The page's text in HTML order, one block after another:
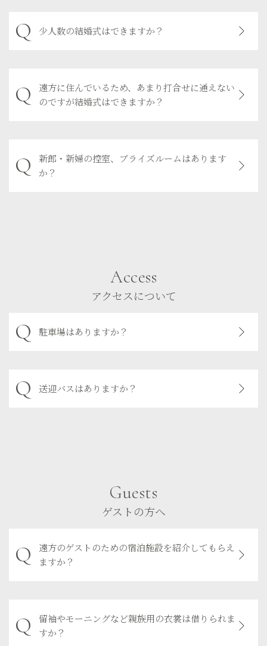
少人数の結婚式はできますか？
遠方に住んでいるため、あまり打合せに通えない
のですが結婚式はできますか？
新郎・新婦の控室、ブライズルームはあります
か？
Access
アクセスについて
駐車場はありますか？
送迎バスはありますか？
Guests
ゲストの方へ
遠方のゲストのための宿泊施設を紹介してもらえ
ますか？
留袖やモーニングなど親族用の衣裳は借りられま
すか？